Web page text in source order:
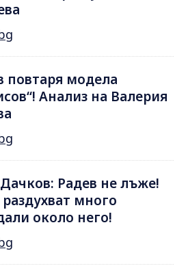
повтаря модела
Анализ на Валерия
Радев не лъже!
много
около него!